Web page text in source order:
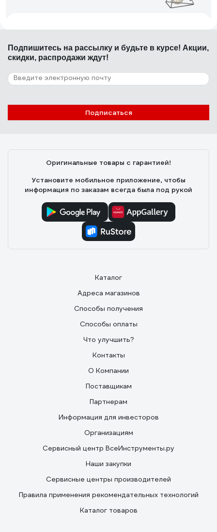
светодиодную лампу, или, что ещё ещё хуже,
спиральную энергосберегающую. Купите
отзывах..
Отзыв о бра ARTE LAMP MALLORCA
гофрированная довольно жёсткая, под тканью белый
заклеяны. Хорошо рассеивает свет. Рекомендую.
Заказывали 2 шт,шли с разных складов. Один пришол
быстро, второй задерживается
Подпишитесь на рассылку и будьте в курсе! Акции,
скидки, распродажи ждут!
Подписаться
Оригинальные товары с гарантией!
Установите мобильное приложение, чтобы
информация по заказам всегда была под рукой
Каталог
Адреса магазинов
Способы получения
Способы оплаты
Что улучшить?
Контакты
О Компании
Поставщикам
Партнерам
Информация для инвесторов
Организациям
Сервисный центр ВсеИнструменты.ру
Наши закупки
Сервисные центры производителей
Правила применения рекомендательных технологий
Каталог товаров